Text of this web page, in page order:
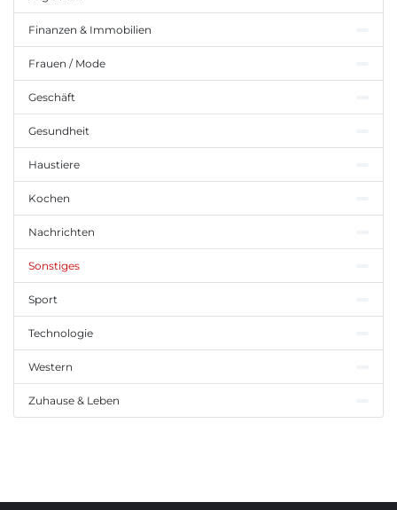
Finanzen & Immobilien
Frauen / Mode
Geschäft
Gesundheit
Haustiere
Kochen
Nachrichten
Sonstiges
Sport
Technologie
Western
Zuhause & Leben